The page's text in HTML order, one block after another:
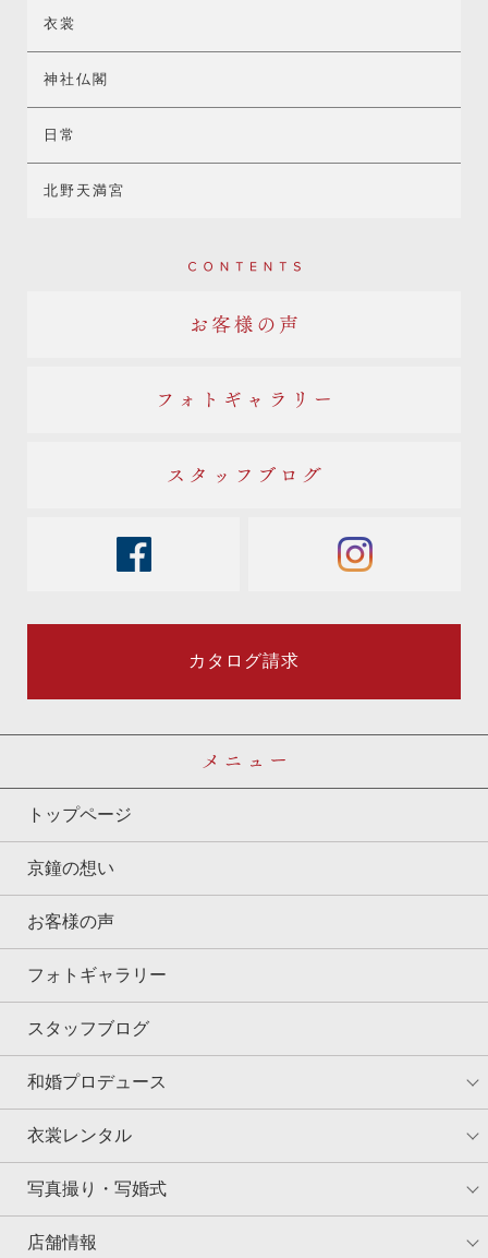
衣裳
神社仏閣
日常
北野天満宮
Contents
お客様の声
フォトギャラリー
スタッフブログ
facebook instagram
カタログ請求
トップページ
京鐘の想い
お客様の声
フォトギャラリー
スタッフブログ
和婚プロデュース
衣裳レンタル
写真撮り・写婚式
店舗情報